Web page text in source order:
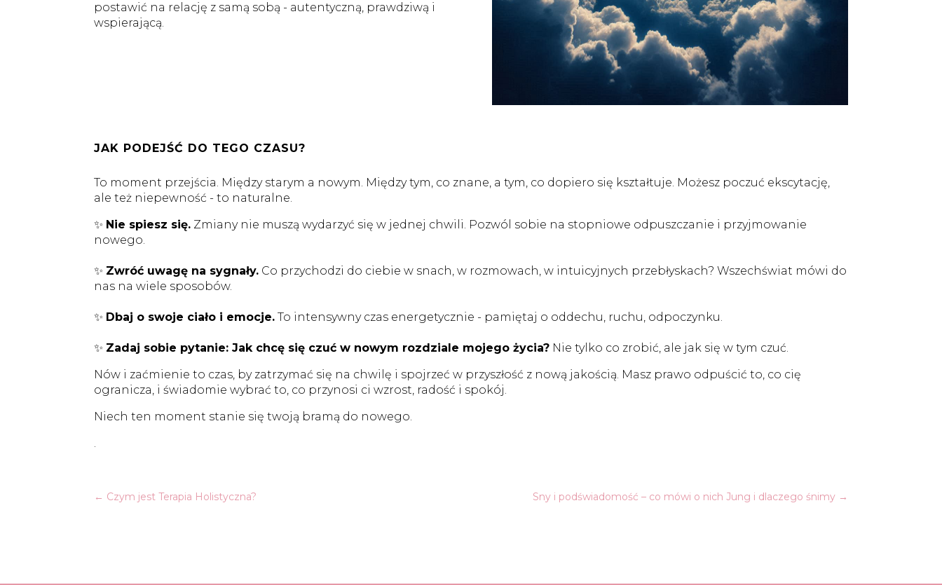
postawić na relację z samą sobą - autentyczną, prawdziwą i
wspierającą.
JAK PODEJŚĆ DO TEGO CZASU?
To moment przejścia. Między starym a nowym. Między tym, co znane, a tym, co dopiero się kształtuje. Możesz poczuć ekscytację,
ale też niepewność - to naturalne.
✨ Nie spiesz się. Zmiany nie muszą wydarzyć się w jednej chwili. Pozwól sobie na stopniowe odpuszczanie i przyjmowanie
nowego.
✨ Zwróć uwagę na sygnały. Co przychodzi do ciebie w snach, w rozmowach, w intuicyjnych przebłyskach? Wszechświat mówi do
nas na wiele sposobów.
✨ Dbaj o swoje ciało i emocje. To intensywny czas energetycznie - pamiętaj o oddechu, ruchu, odpoczynku.
✨ Zadaj sobie pytanie: Jak chcę się czuć w nowym rozdziale mojego życia? Nie tylko co zrobić, ale jak się w tym czuć.
Nów i zaćmienie to czas, by zatrzymać się na chwilę i spojrzeć w przyszłość z nową jakością. Masz prawo odpuścić to, co cię
ogranicza, i świadomie wybrać to, co przynosi ci wzrost, radość i spokój.
Niech ten moment stanie się twoją bramą do nowego.
.
← Czym jest Terapia Holistyczna? Sny i podświadomość – co mówi o nich Jung i dlaczego śnimy→